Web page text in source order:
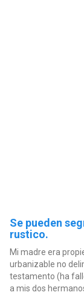
Se pueden
rustico.
Mi madre era
urbanizable no
testamento (ha
a mis dos